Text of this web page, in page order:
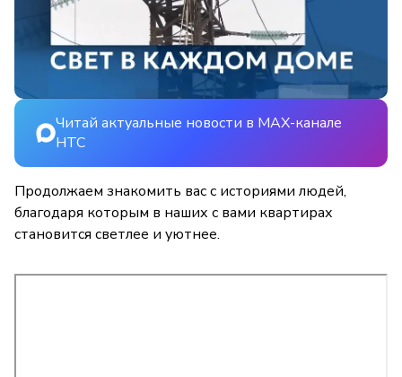
Читай актуальные новости в MAX-канале
НТС
Продолжаем знакомить вас с историями людей,
благодаря которым в наших с вами квартирах
становится светлее и уютнее.